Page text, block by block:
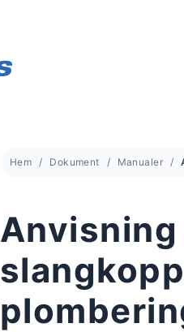
Hem Dokument Manualer